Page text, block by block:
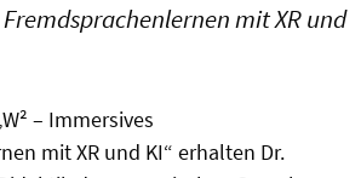
Fremdsprachenlernen mit XR und
– Immersives
mit XR und KI“ erhalten Dr.